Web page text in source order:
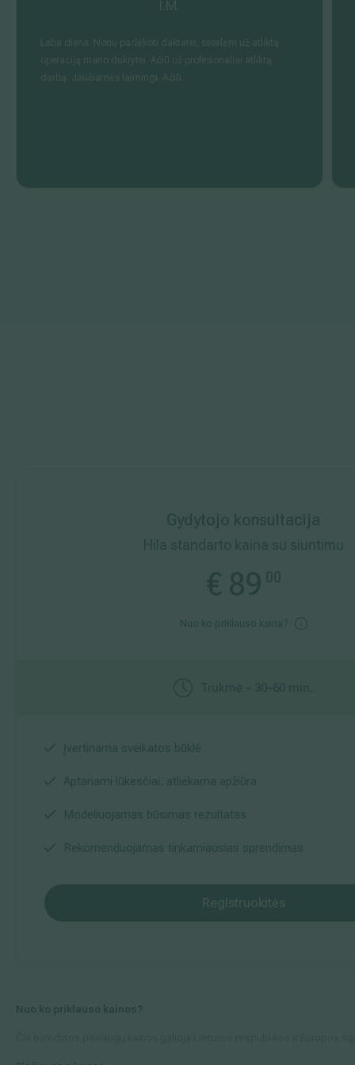
I.M.
Laba diena. Noriu padėkoti daktarei, seselėm už atliktą
operaciją mano dukrytei. Ačiū už profesionaliai atliktą
darbą. Jaučiamės laimingi. Ačiū.
Gydytojo konsultacija
Hila standarto kaina su siuntimu
€ 89 00
Nuo ko priklauso kaina?
Įvertinama sveikatos būklė
Aptariami lūkesčiai, atliekama apžiūra
Modeliuojamas būsimas rezultatas
Rekomenduojamas tinkamiausias sprendimas
Registruokitės
Nuo ko priklauso kainos?